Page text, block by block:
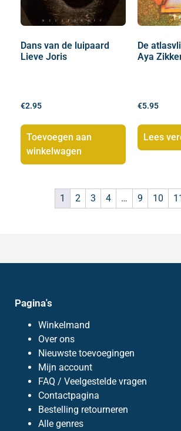
Dans van de luipaard
Lieve Joris
€2.95
Toevoegen aan
winkelwagen
De
Aya
€5.95
Lees
1 2 3 4 … 9 10 11
Pagina's
Winkelmand
Over ons
Nieuwste toevoegingen
Mijn account
FAQ / Veelgestelde vragen
Contactpagina
Bestelling retourneren
Alle genres